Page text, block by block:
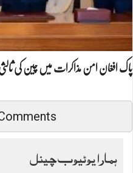
پاک افغان امن مذاکرات میں چین کی
ہمارا یوٹیوب چینل